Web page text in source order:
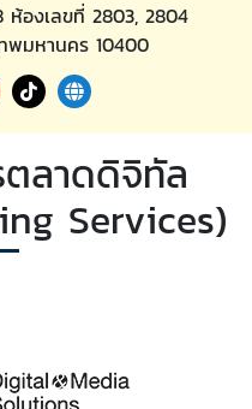
ห้องเลขที่ 2803, 2804
พมหานคร 10400
ตลาดดิจิทัล
Services)